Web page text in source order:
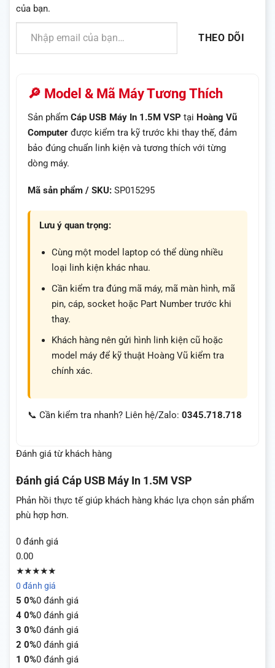
của bạn.
Nhập email của bạn…
THEO DÕI
🔎 Model & Mã Máy Tương Thích
Sản phẩm Cáp USB Máy In 1.5M VSP tại Hoàng Vũ
Computer được kiểm tra kỹ trước khi thay thế, đảm
bảo đúng chuẩn linh kiện và tương thích với từng
dòng máy.
Mã sản phẩm / SKU: SP015295
Lưu ý quan trọng:
Cùng một model laptop có thể dùng nhiều
loại linh kiện khác nhau.
Cần kiểm tra đúng mã máy, mã màn hình, mã
pin, cáp, socket hoặc Part Number trước khi
thay.
Khách hàng nên gửi hình linh kiện cũ hoặc
model máy để kỹ thuật Hoàng Vũ kiểm tra
chính xác.
📞 Cần kiểm tra nhanh? Liên hệ/Zalo: 0345.718.718
Đánh giá từ khách hàng
Đánh giá Cáp USB Máy In 1.5M VSP
Phản hồi thực tế giúp khách hàng khác lựa chọn sản phẩm
phù hợp hơn.
0 đánh giá
0.00
★★★★★
0 đánh giá
5 0%0 đánh giá
4 0%0 đánh giá
3 0%0 đánh giá
2 0%0 đánh giá
1 0%0 đánh giá